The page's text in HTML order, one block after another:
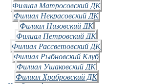
Филиал Матросовский ДК
Филиал Некрасовский ДК
Филиал Низовский ДК
Филиал Петровский ДК
Филиал Рассветовский ДК
Филиал Рыбновский Клуб
Филиал Ушаковский ДК
Филиал Храбровский ДК